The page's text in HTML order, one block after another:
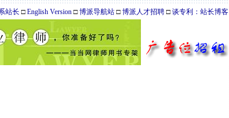
站长 □English Version □博派导航站 □博派人才招聘 □谈专利：站长博客